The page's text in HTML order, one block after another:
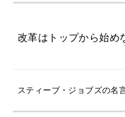
改革はトップから始め
スティーブ・ジョブズの名